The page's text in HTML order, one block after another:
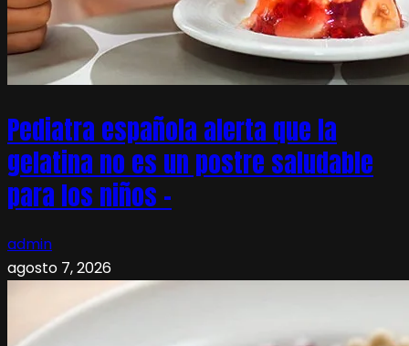
Pediatra española alerta que la
gelatina no es un postre saludable
para los niños –
admin
agosto 7, 2026